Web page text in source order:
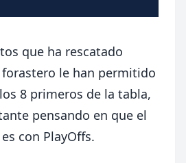
que ha rescatado
forastero le han permitido
8 primeros de la tabla,
pensando en que el
con PlayOffs.